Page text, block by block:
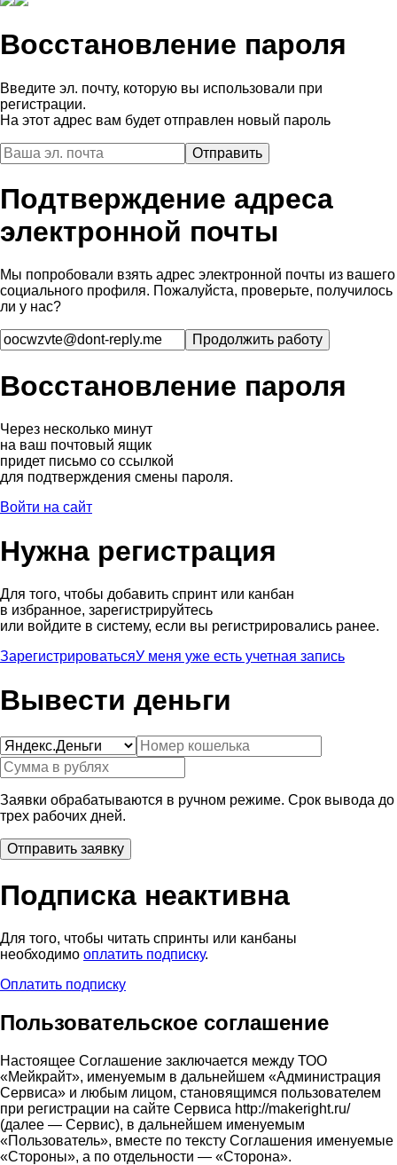
Восстановление пароля
Введите эл. почту, которую вы использовали при
регистрации.
На этот адрес вам будет отправлен новый пароль
Подтверждение адреса
электронной почты
Мы попробовали взять адрес электронной почты из вашего
социального профиля. Пожалуйста, проверьте, получилось
ли у нас?
Восстановление пароля
Через несколько минут
на ваш почтовый ящик
придет письмо со ссылкой
для подтверждения смены пароля.
Войти на сайт
Нужна регистрация
Для того, чтобы добавить спринт или канбан
в избранное, зарегистрируйтесь
или войдите в систему, если вы регистрировались ранее.
ЗарегистрироватьсяУ меня уже есть учетная запись
Вывести деньги
Заявки обрабатываются в ручном режиме. Срок вывода до
трех рабочих дней.
Подписка неактивна
Для того, чтобы читать спринты или канбаны
необходимо оплатить подписку.
Оплатить подписку
Пользовательское соглашение
Настоящее Соглашение заключается между ТОО
«Мейкрайт», именуемым в дальнейшем «Администрация
Сервиса» и любым лицом, становящимся пользователем
при регистрации на сайте Сервиса http://makeright.ru/
(далее — Сервис), в дальнейшем именуемым
«Пользователь», вместе по тексту Соглашения именуемые
«Стороны», а по отдельности — «Сторона».